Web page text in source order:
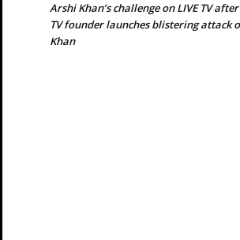
Arshi Khan’s challenge on LIVE TV
TV founder launches blistering attack
Khan